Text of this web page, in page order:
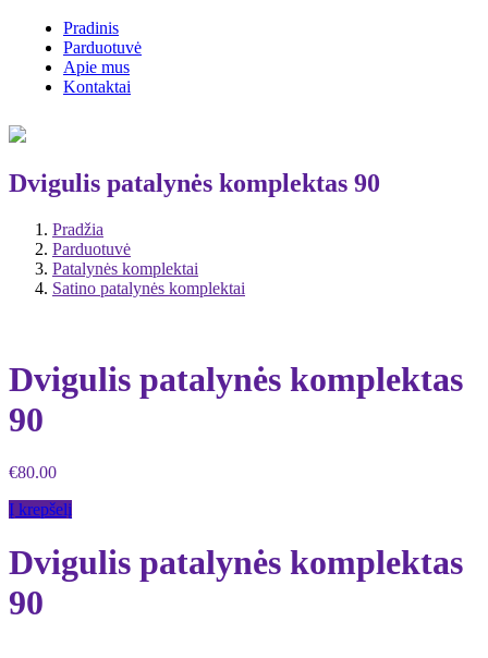
Pradinis
Parduotuvė
Apie mus
Kontaktai
Dvigulis patalynės komplektas 90
Pradžia
Parduotuvė
Patalynės komplektai
Satino patalynės komplektai
Dvigulis patalynės komplektas
90
€80.00
Į krepšelį
Dvigulis patalynės komplektas
90